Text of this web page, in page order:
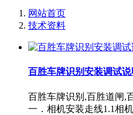
网站首页
技术资料
百胜车牌识别安装调试说
百胜车牌识别,百胜道闸,
一．相机安装走线1.1相